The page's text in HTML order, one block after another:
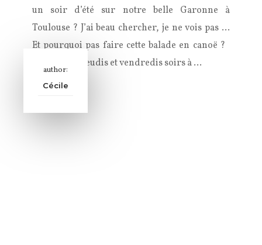
un soir d’été sur notre belle Garonne à
Toulouse ? J’ai beau chercher, je ne vois pas …
Et pourquoi pas faire cette balade en canoë ?
Les mardis, jeudis et vendredis soirs à …
author:
Cécile